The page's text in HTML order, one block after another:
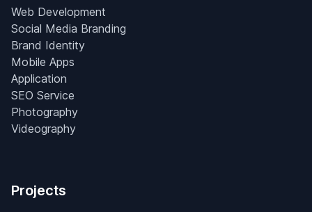
Web Development
Social Media Branding
Brand Identity
Mobile Apps
Application
SEO Service
Photography
Videography
Projects